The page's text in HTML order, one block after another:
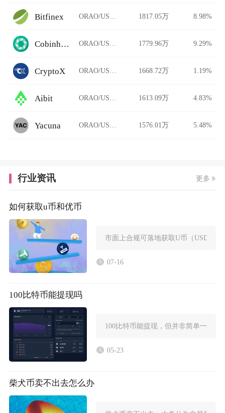
Bitfinex ORAO/USDT 1817.05万 8.98%
Cobinhood ORAO/USDT 1779.96万 9.29%
CryptoX ORAO/USDT 1668.72万 1.19%
Aibit ORAO/USDT 1613.09万 4.83%
Yacuna ORAO/USDT 1576.01万 5.48%
行业资讯 更多
如何获取u币和优币
市面上合规可落地获取U币（USDT，
07-16
100比特币能提现吗
100比特币能提现，但并非简单一键
05-23
柴犬币卖不出去怎么办